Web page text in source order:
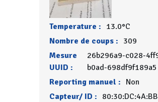
Temperature : 13.0°C
Nombre de coups : 309
Mesure
UUID :
26b296a9-c028-
b0ad-698df9f189a5
Reporting manuel : Non
Capteur/ ID :